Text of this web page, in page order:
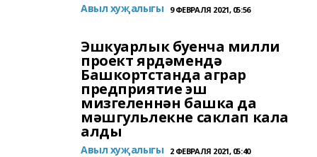
Авыл хуҗалыгы 9 ФЕВРАЛЯ 2021, 05:56
Эшкуарлык буенча милли
проект ярдәмендә
Башкортстанда аграр
предприятие эш
мизгеленнән башка да
мәшгульлекне саклап кала
алды
Авыл хуҗалыгы 2 ФЕВРАЛЯ 2021, 05:40